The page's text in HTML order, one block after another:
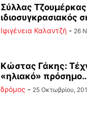
Σύλλας
ιδιοσυγκρασιακός
Ιφιγένεια Καλαντζή - 26
Κώστας Γάκης:
«ηλιακό»
δρόμος - 25 Οκτωβρίου,